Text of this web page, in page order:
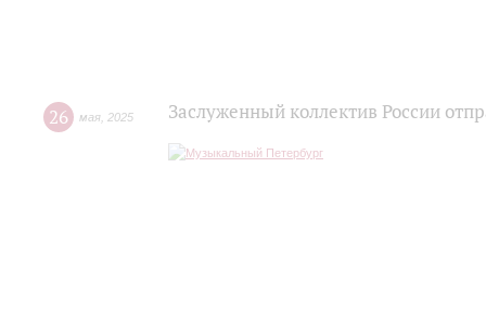
26 мая 2025 Заслуженный коллектив России